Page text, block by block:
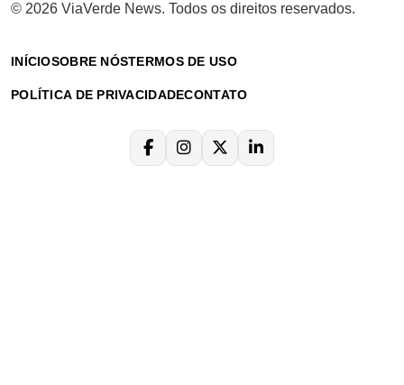
© 2026 ViaVerde News. Todos os direitos reservados.
INÍCIOSOBRE NÓSTERMOS DE USO
POLÍTICA DE PRIVACIDADECONTATO